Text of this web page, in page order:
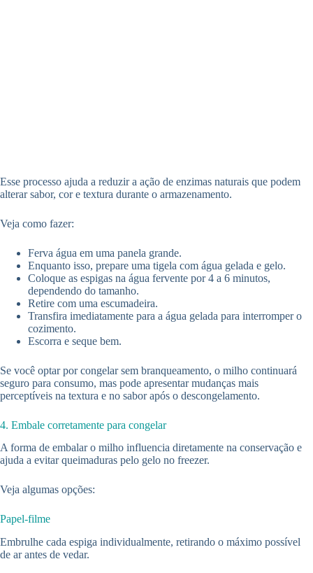
Esse processo ajuda a reduzir a ação de enzimas naturais que podem
alterar sabor, cor e textura durante o armazenamento.
Veja como fazer:
Ferva água em uma panela grande.
Enquanto isso, prepare uma tigela com água gelada e gelo.
Coloque as espigas na água fervente por 4 a 6 minutos,
dependendo do tamanho.
Retire com uma escumadeira.
Transfira imediatamente para a água gelada para interromper o
cozimento.
Escorra e seque bem.
Se você optar por congelar sem branqueamento, o milho continuará
seguro para consumo, mas pode apresentar mudanças mais
perceptíveis na textura e no sabor após o descongelamento.
4. Embale corretamente para congelar
A forma de embalar o milho influencia diretamente na conservação e
ajuda a evitar queimaduras pelo gelo no freezer.
Veja algumas opções:
Papel-filme
Embrulhe cada espiga individualmente, retirando o máximo possível
de ar antes de vedar.